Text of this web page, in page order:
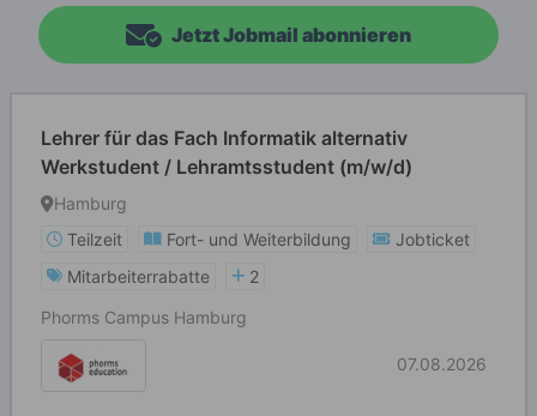
Jetzt Jobmail abonnieren
Lehrer für das Fach Informatik alternativ
Werkstudent / Lehramtsstudent (m/w/d)
Hamburg
Teilzeit
Fort- und Weiterbildung
Jobticket
Mitarbeiterrabatte
2
Phorms Campus Hamburg
07.08.2026